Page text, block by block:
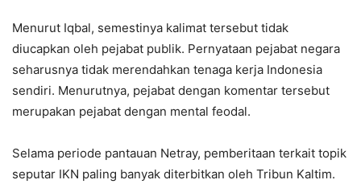
Menurut Iqbal, semestinya kalimat tersebut tidak
diucapkan oleh pejabat publik. Pernyataan pejabat negara
seharusnya tidak merendahkan tenaga kerja Indonesia
sendiri. Menurutnya, pejabat dengan komentar tersebut
merupakan pejabat dengan mental feodal.
Selama periode pantauan Netray, pemberitaan terkait topik
seputar IKN paling banyak diterbitkan oleh Tribun Kaltim.